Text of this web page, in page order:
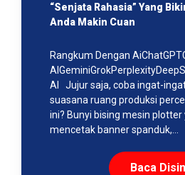
“Senjata Rahasia” Yang
Anda Makin Cuan
Rangkum Dengan
AI Jujur saja, coba ingat-
suasana ruang produksi
ini? Bunyi bising mesin plotter
mencetak banner spanduk,…
Baca